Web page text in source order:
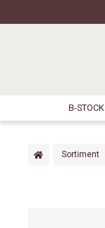
B-STOCK
Sortiment